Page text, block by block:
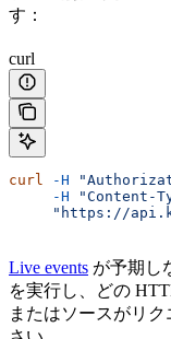
す：
curl
curl -H
     -H
"Content-
"https://
Live events が予期し
を実行し、どの
またはソースがリ